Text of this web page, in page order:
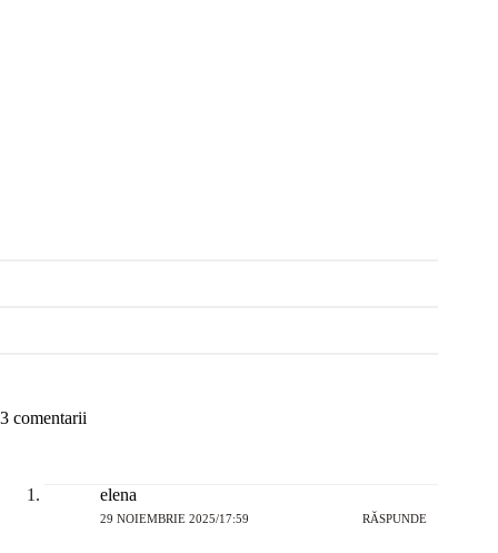
3 comentarii
elena
29 NOIEMBRIE 2025/17:59 RĂSPUNDE